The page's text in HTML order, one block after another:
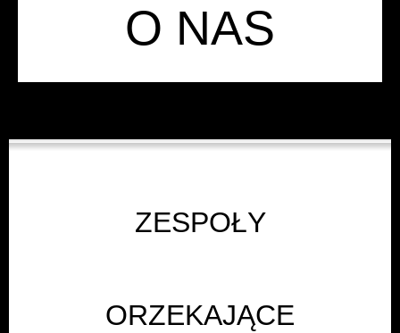
O NAS
ZESPOŁY
ORZEKAJĄCE